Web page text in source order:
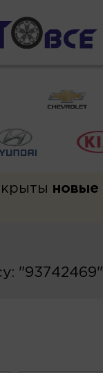
новые
"93742469"